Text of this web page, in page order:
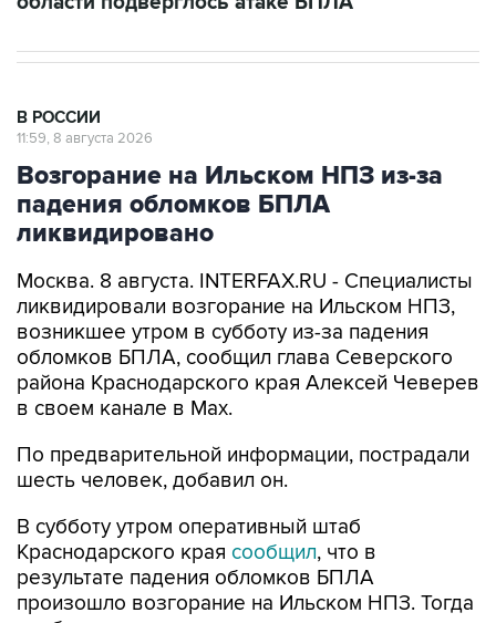
В РОССИИ
11:59, 8 августа 2026
Возгорание на Ильском НПЗ из-за
падения обломков БПЛА
ликвидировано
Москва. 8 августа. INTERFAX.RU - Специалисты
ликвидировали возгорание на Ильском НПЗ,
возникшее утром в субботу из-за падения
обломков БПЛА, сообщил глава Северского
района Краснодарского края Алексей Чеверев
в своем канале в Max.
По предварительной информации, пострадали
шесть человек, добавил он.
В субботу утром оперативный штаб
Краснодарского края сообщил, что в
результате падения обломков БПЛА
произошло возгорание на Ильском НПЗ. Тогда